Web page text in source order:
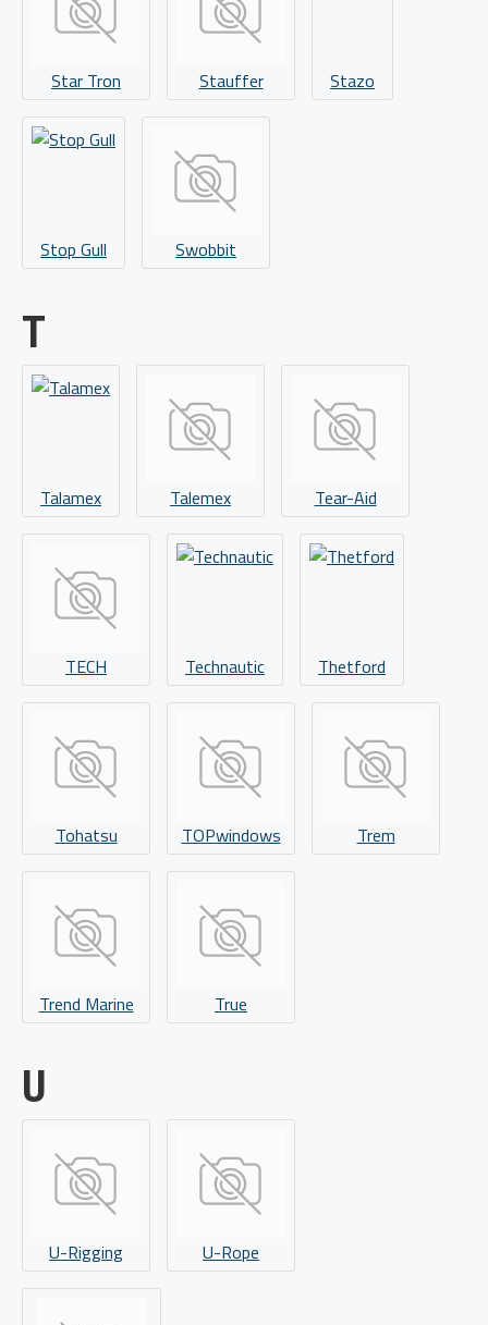
Star Tron Stauffer Stazo
Stop Gull Swobbit
T
Talamex Talemex Tear-Aid
TECH Technautic Thetford
Tohatsu TOPwindows Trem
Trend Marine True
U
U-Rigging U-Rope